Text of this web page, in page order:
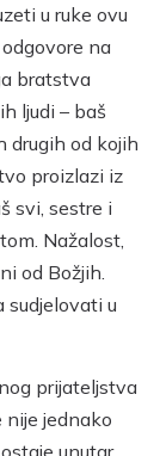
u ruke ovu
na
bratstva
ljudi – baš
drugih od kojih
proizlazi iz
svi, sestre i
Nažalost,
od Božjih.
sudjelovati u
prijateljstva
nije jednako
unutar